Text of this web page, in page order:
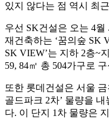
있지 않다는 점 역시 최
우선 SK건설은 오는 4
재건축하는 ‘꿈의숲 SK
SK VIEW’는 지하 2층~
59, 84㎡ 총 504가구로
또한 롯데건설은 서울
골드파크 2차’ 물량을
다. 이 단지 1차 물량은